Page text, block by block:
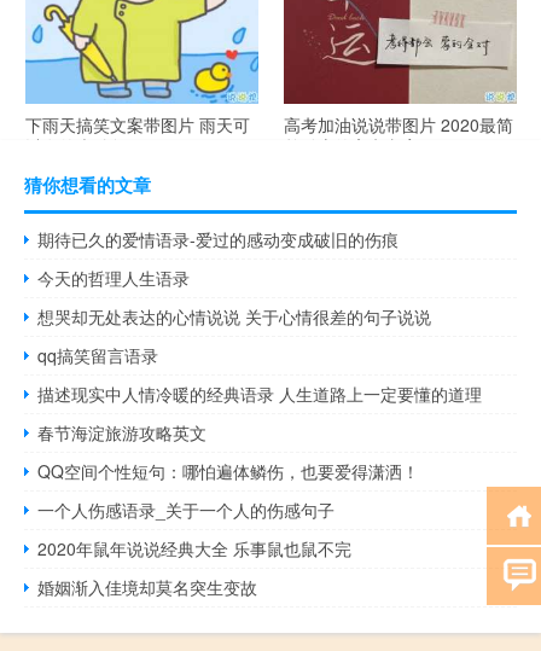
下雨天搞笑文案带图片 雨天可
以发的幽默句子
高考加油说说带图片 2020最简
单励志的高考文案
猜你想看的文章
期待已久的爱情语录-爱过的感动变成破旧的伤痕
今天的哲理人生语录
想哭却无处表达的心情说说 关于心情很差的句子说说
qq搞笑留言语录
描述现实中人情冷暖的经典语录 人生道路上一定要懂的道理
春节海淀旅游攻略英文
QQ空间个性短句：哪怕遍体鳞伤，也要爱得潇洒！
一个人伤感语录_关于一个人的伤感句子
2020年鼠年说说经典大全 乐事鼠也鼠不完
婚姻渐入佳境却莫名突生变故